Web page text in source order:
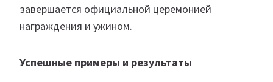
завершается официальной церемонией
награждения и ужином.
Успешные примеры и результаты